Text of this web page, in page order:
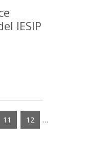
IESIP
11 12 …